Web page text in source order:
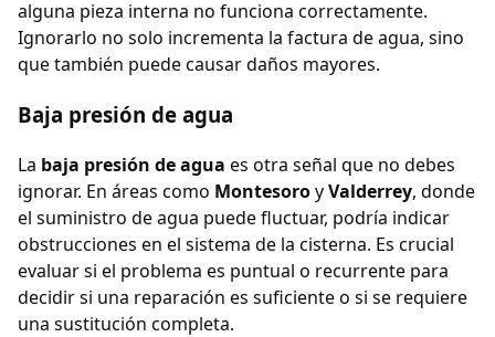
alguna pieza interna no funciona correctamente.
Ignorarlo no solo incrementa la factura de agua, sino
que también puede causar daños mayores.
Baja presión de agua
La baja presión de agua es otra señal que no debes
ignorar. En áreas como MontesoroyValderrey, donde
el suministro de agua puede fluctuar, podría indicar
obstrucciones en el sistema de la cisterna. Es crucial
evaluar si el problema es puntual o recurrente para
decidir si una reparación es suficiente o si se requiere
una sustitución completa.